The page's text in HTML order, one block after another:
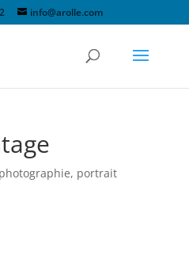
info@arolle.com
photographie, portrait